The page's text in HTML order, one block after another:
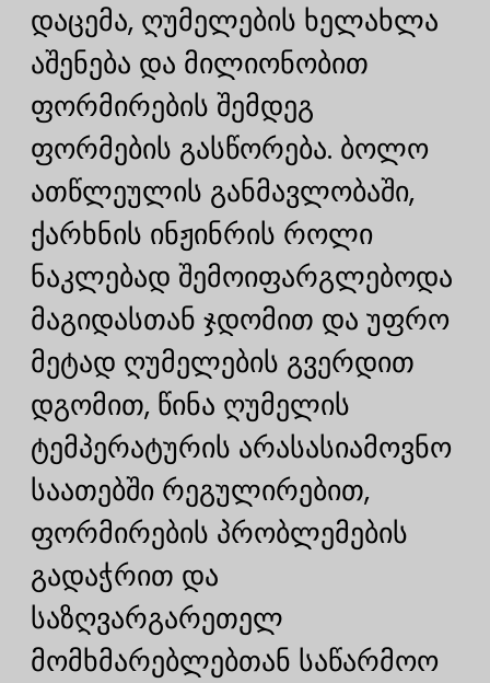
დაცემა, ღუმელების ხელახლა
აშენება და მილიონობით
ფორმირების შემდეგ
ფორმების გასწორება. ბოლო
ათწლეულის განმავლობაში,
ქარხნის ინჟინრის როლი
ნაკლებად შემოიფარგლებოდა
მაგიდასთან ჯდომით და უფრო
მეტად ღუმელების გვერდით
დგომით, წინა ღუმელის
ტემპერატურის არასასიამოვნო
საათებში რეგულირებით,
ფორმირების პრობლემების
გადაჭრით და
საზღვარგარეთელ
მომხმარებლებთან საწარმოო